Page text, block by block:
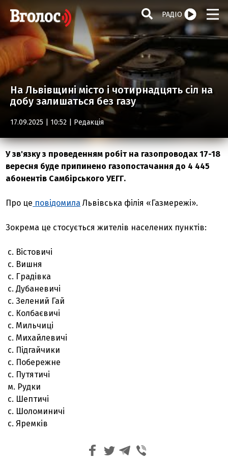
РАДІО
На Львівщині місто і чотирнадцять сіл на
добу залишаться без газу
17.09.2025 | 10:52 | Редакція
У зв'язку з проведенням робіт на газопроводах 17-18
вересня буде припинено газопостачання до 4 445
абонентів Самбірського УЕГГ.
Про це повідомила Львівська філія «Газмережі».
Зокрема це стосується жителів населених пунктів:
с. Вістовичі
с. Вишня
с. Градівка
с. Дубаневичі
с. Зелений Гай
с. Колбаєвичі
с. Мильчиці
с. Михайлевичі
с. Підгайчики
с. Побережне
с. Путятичі
м. Рудки
с. Шептичі
с. Шоломиничі
с. Яремків